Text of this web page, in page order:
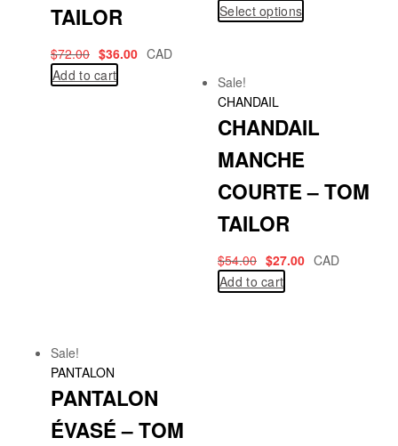
TAILOR
$72.00 $36.00 CAD
Add to cart
Select options
Sale!
CHANDAIL
CHANDAIL
MANCHE
COURTE – TOM
TAILOR
$54.00 $27.00 CAD
Add to cart
Sale!
PANTALON
PANTALON
ÉVASÉ – TOM